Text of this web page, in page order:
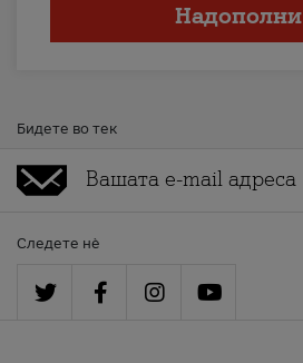
Надополни
Бидете во тек
Следете нè